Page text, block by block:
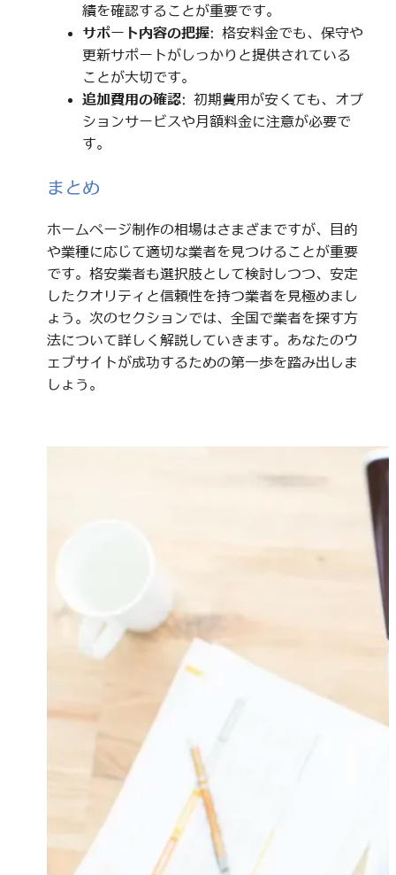
績を確認することが重要です。
サポート内容の把握: 格安料金でも、保守や
更新サポートがしっかりと提供されている
ことが大切です。
追加費用の確認: 初期費用が安くても、オプ
ションサービスや月額料金に注意が必要で
す。
まとめ
ホームページ制作の相場はさまざまですが、目的
や業種に応じて適切な業者を見つけることが重要
です。格安業者も選択肢として検討しつつ、安定
したクオリティと信頼性を持つ業者を見極めまし
ょう。次のセクションでは、全国で業者を探す方
法について詳しく解説していきます。あなたのウ
ェブサイトが成功するための第一歩を踏み出しま
しょう。